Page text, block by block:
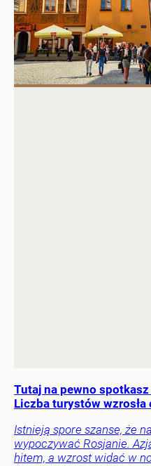
Tutaj na pewno
Liczba turystów wzrosła
Istnieją spore szanse, że
wypoczywać Rosjanie.
hitem, a wzrost widać w